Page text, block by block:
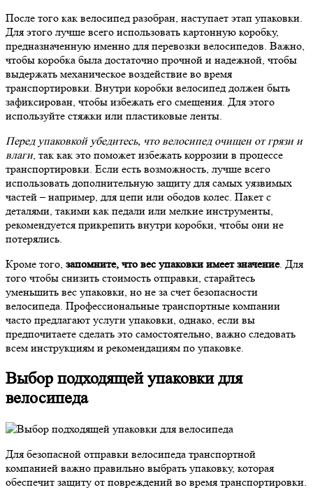
После того как велосипед разобран, наступает этап упаковки.
Для этого лучше всего использовать картонную коробку,
предназначенную именно для перевозки велосипедов. Важно,
чтобы коробка была достаточно прочной и надежной, чтобы
выдержать механическое воздействие во время
транспортировки. Внутри коробки велосипед должен быть
зафиксирован, чтобы избежать его смещения. Для этого
используйте стяжки или пластиковые ленты.
Перед упаковкой убедитесь, что велосипед очищен от грязи и
влаги, так как это поможет избежать коррозии в процессе
транспортировки. Если есть возможность, лучше всего
использовать дополнительную защиту для самых уязвимых
частей – например, для цепи или ободов колес. Пакет с
деталями, такими как педали или мелкие инструменты,
рекомендуется прикрепить внутри коробки, чтобы они не
потерялись.
Кроме того, запомните, что вес упаковки имеет значение. Для
того чтобы снизить стоимость отправки, старайтесь
уменьшить вес упаковки, но не за счет безопасности
велосипеда. Профессиональные транспортные компании
часто предлагают услуги упаковки, однако, если вы
предпочитаете сделать это самостоятельно, важно следовать
всем инструкциям и рекомендациям по упаковке.
Выбор подходящей упаковки для
велосипеда
Для безопасной отправки велосипеда транспортной
компанией важно правильно выбрать упаковку, которая
обеспечит защиту от повреждений во время транспортировки.